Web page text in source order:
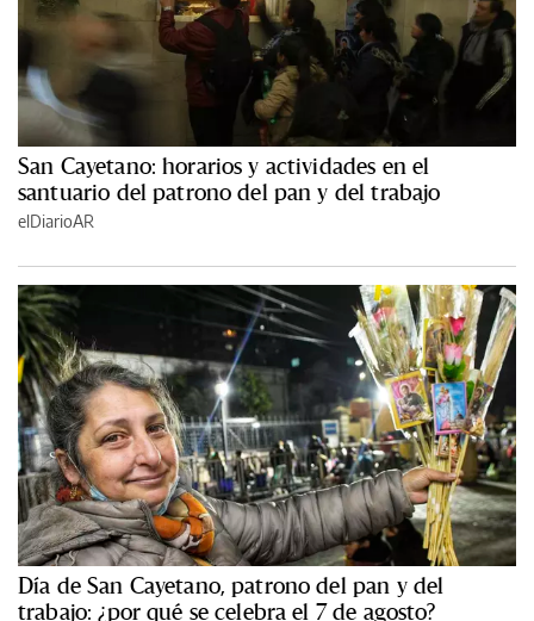
San Cayetano: horarios y actividades en el
santuario del patrono del pan y del trabajo
elDiarioAR
Día de San Cayetano, patrono del pan y del
trabajo: ¿por qué se celebra el 7 de agosto?